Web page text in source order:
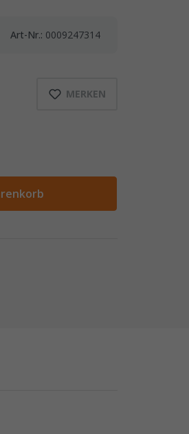
Art-Nr.: 0009247314
MERKEN